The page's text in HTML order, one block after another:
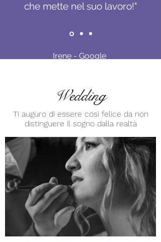
che mette nel suo lavoro!"
Irene - Google
Wedding
Ti auguro di essere così felice da non
distinguere il sogno dalla realtà